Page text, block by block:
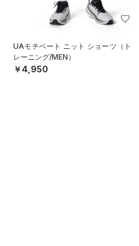
UAモチベート ニット ショーツ（ト
レーニング/MEN）
￥4,950